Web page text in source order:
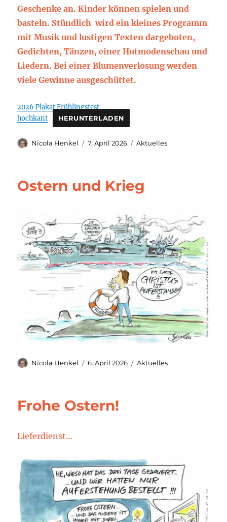
Geschenke an. Kinder können spielen und
basteln. Stündlich wird ein kleines Programm
mit Musik und lustigen Texten dargeboten,
Gedichten, Tänzen, einer Hutmodenschau und
Liedern. Bei einer Blumenverlosung werden
viele Gewinne ausgeschüttet.
2026 Plakat Frühlingsfest
hochkant
HERUNTERLADEN
Autor
Nicola Henkel
Veröffentlicht
7. April 2026 Kategorien
Aktuelles
Ostern und Krieg
Autor
Nicola Henkel
Veröffentlicht
6. April 2026 Kategorien
Aktuelles
Frohe Ostern!
Lieferdienst…